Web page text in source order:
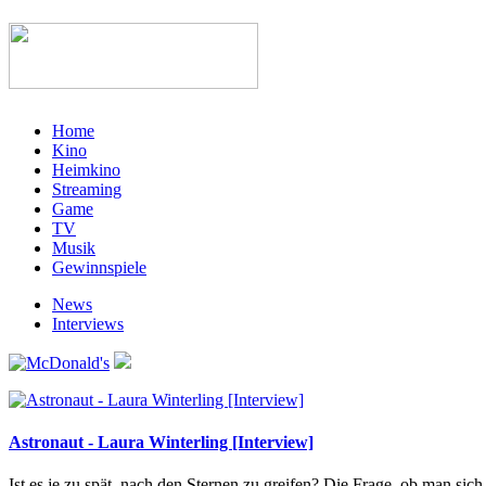
Home
Kino
Heimkino
Streaming
Game
TV
Musik
Gewinnspiele
News
Interviews
Astronaut - Laura Winterling [Interview]